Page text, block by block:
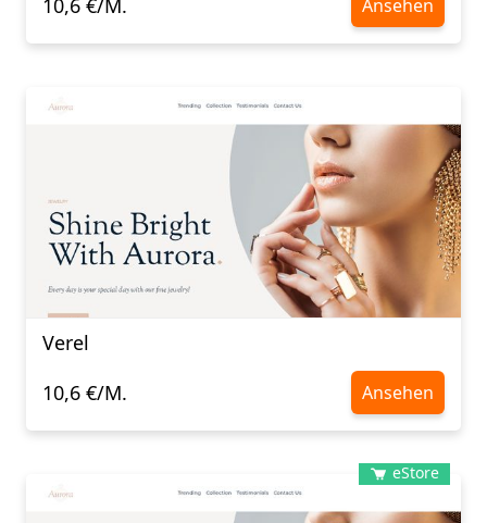
Ansehen
Verel
10,6 €/M.
Ansehen
eStore